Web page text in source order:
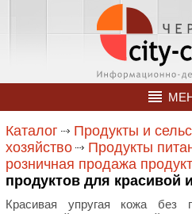
Каталог
Продукты и
хозяйство
Продукты
розничная продажа
продуктов для красивой
Красивая упругая кожа без